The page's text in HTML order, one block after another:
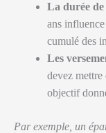
La durée de
ans
cumulé des
Les
devez
objectif
Par exemple, un